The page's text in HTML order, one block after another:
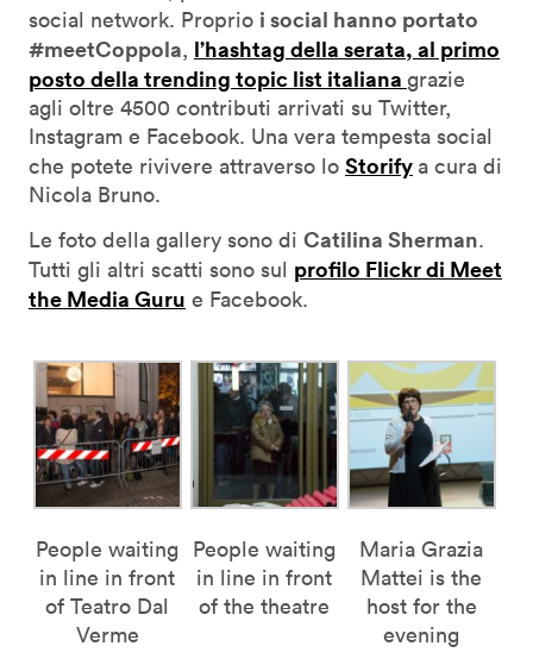
social network. Proprio i social hanno portato
#meetCoppola, l’hashtag della serata, al primo
posto della trending topic list italiana grazie
agli oltre 4500 contributi arrivati su Twitter,
Instagram e Facebook. Una vera tempesta social
che potete rivivere attraverso lo Storify a cura di
Nicola Bruno.
Le foto della gallery sono di Catilina Sherman.
Tutti gli altri scatti sono sul profilo Flickr di Meet
the Media Guru e Facebook.
People waiting
in line in front
of Teatro Dal
Verme
People waiting
in line in front
of the theatre
Maria Grazia
Mattei is the
host for the
evening